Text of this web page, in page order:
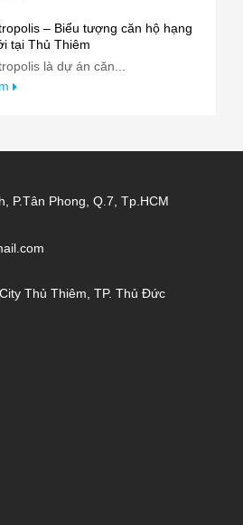
– Biểu tượng căn hộ hạng
tại Thủ Thiêm
là dự án căn...
P.Tân Phong, Q.7, Tp.HCM
Thủ Thiêm, TP. Thủ Đức